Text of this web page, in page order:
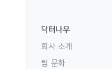
닥터나우
회사 소개
팀 문화